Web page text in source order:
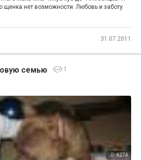
щенка нет возможности. Любовь и заботу
31.07.2011
семью 1
4274